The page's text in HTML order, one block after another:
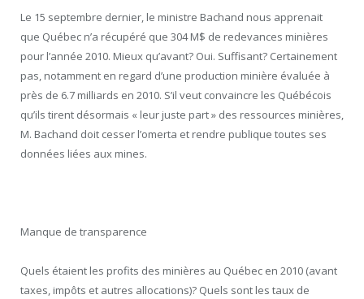
Le 15 septembre dernier, le ministre Bachand nous apprenait
que Québec n’a récupéré que 304 M$ de redevances minières
pour l’année 2010. Mieux qu’avant? Oui. Suffisant? Certainement
pas, notamment en regard d’une production minière évaluée à
près de 6.7 milliards en 2010. S’il veut convaincre les Québécois
qu’ils tirent désormais « leur juste part » des ressources minières,
M. Bachand doit cesser l’omerta et rendre publique toutes ses
données liées aux mines.
Manque de transparence
Quels étaient les profits des minières au Québec en 2010 (avant
taxes, impôts et autres allocations)? Quels sont les taux de